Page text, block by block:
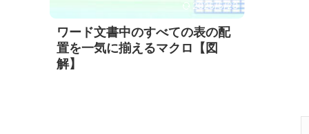
2025/5/23
ワード文書中のすべての表の配
置を一気に揃えるマクロ【図
解】